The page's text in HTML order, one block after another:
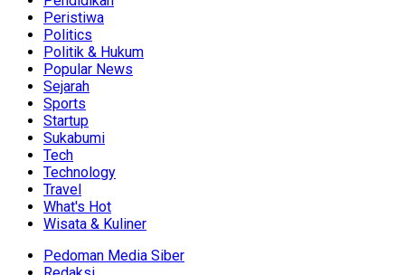
Peristiwa
Politics
Politik & Hukum
Popular News
Sejarah
Sports
Startup
Sukabumi
Tech
Technology
Travel
What's Hot
Wisata & Kuliner
Pedoman Media Siber